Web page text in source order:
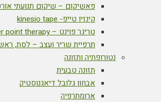
פאשיקום – שיקום תנועתי
קינזיו טייפ- kinesio tape
טריגר פוינט – trigger point therapy
תרפיית שריר ועצב – לסת,
נטורופתיה ותזונה
תזונה טבעית
אבחון גלובל דיאגנוסטיק
ארומתרפיה